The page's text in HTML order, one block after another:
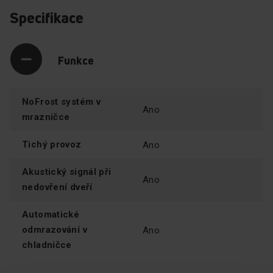
chodem, zejména večer nebo v případě, že máte
Amica s tichým provozem jsou navrženy tak, aby
hladina hluku generovaného mechanickými součástmi
Specifikace
Funkce
NoFrost systém v
mrazničce
Ano
Tichý provoz Ano
Akustický signál při
nedovření dveří
Ano
Automatické
odmrazování v
chladničce
Ano